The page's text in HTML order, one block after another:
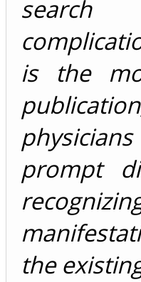
search
is the
prompt
the